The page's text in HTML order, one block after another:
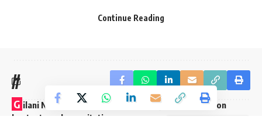
Në Spitalin e Përgjithshëm në Gjilan ka filluar aktivitetin
Continue Reading
//
G ilani Network është platformë e krijuar dhe prodhon
kontent nga komuniteti.